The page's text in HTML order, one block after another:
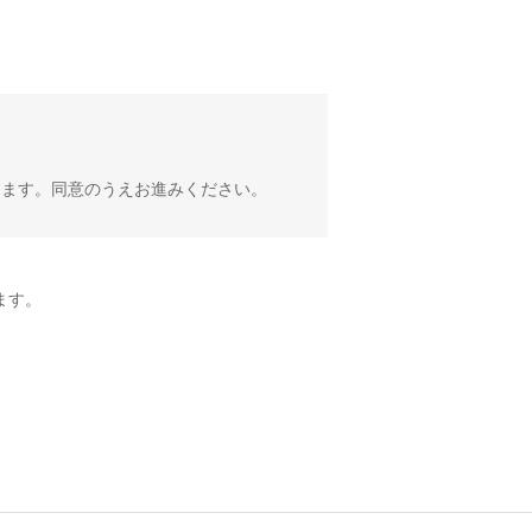
す。同意のうえお進みください。
。